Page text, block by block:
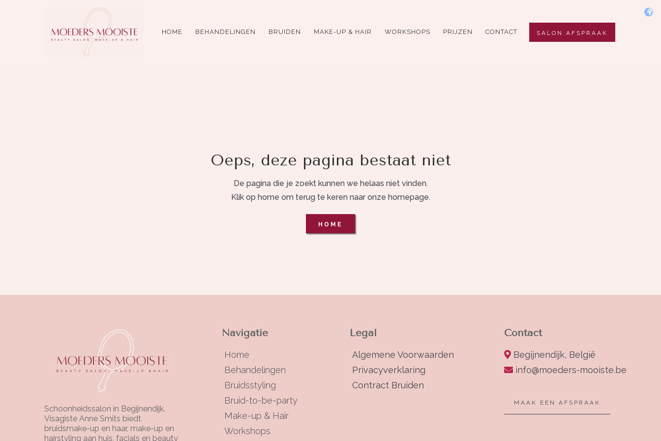
HOME BEHANDELINGEN BRUIDEN MAKE-UP & HAIR WORKSHOPS PRIJZEN CONTACT SALON AFSPRAAK
Oeps, deze pagina bestaat niet
De pagina die je zoekt kunnen we helaas niet vinden.
Klik op home om terug te keren naar onze homepage.
HOME
Schoonheidssalon in Begijnendijk.
Visagiste Anne Smits biedt
bruidsmake-up en haar, make-up en
hairstyling aan huis, facials en beauty
Navigatie
Home
Behandelingen
Bruidsstyling
Bruid-to-be-party
Make-up & Hair
Workshops
Legal
Algemene Voorwaarden
Privacyverklaring
Contract Bruiden
Contact
Begijnendijk, België
info@moeders-mooiste.be
MAAK EEN AFSPRAAK